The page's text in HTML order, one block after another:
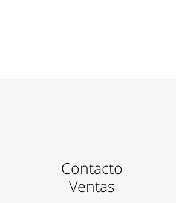
Contacto
Ventas